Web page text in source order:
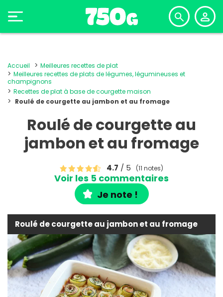
Accueil
Meilleures recettes de plat
Meilleures recettes de plats de légumes, légumineuses et
champignons
Recettes de plat à base de courgette maison
Roulé de courgette au jambon et au fromage
Roulé de courgette au
jambon et au fromage
4.7 / 5 (11 notes)
Voir les 5 commentaires
Je note !
Roulé de courgette au jambon et au fromage